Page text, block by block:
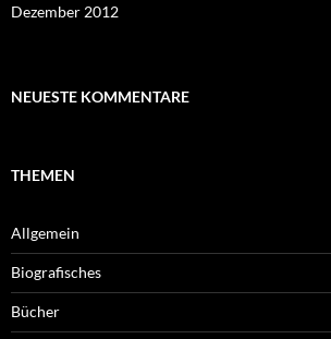
Dezember 2012
NEUESTE KOMMENTARE
THEMEN
Allgemein
Biografisches
Bücher